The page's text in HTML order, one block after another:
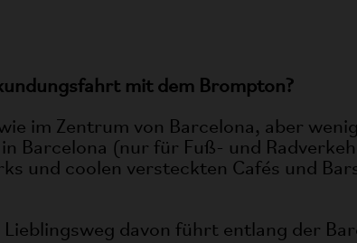
mit dem Brompton?
im Zentrum von Barcelona, aber
Barcelona (nur für Fuß- und
und coolen versteckten Cafés und
davon führt entlang der